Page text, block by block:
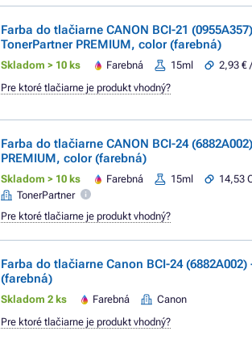
Farba do tlačiarne CANON BCI-21
TonerPartner PREMIUM, color (farebná)
Skladom > 10 ks Farebná 15ml 2,93 €
Pre ktoré tlačiarne je produkt vhodný?
Farba do tlačiarne CANON BCI-24
PREMIUM, color (farebná)
Skladom > 10 ks Farebná 15ml
14,53
TonerPartner
Pre ktoré tlačiarne je produkt vhodný?
Farba do tlačiarne Canon BCI-24
(farebná)
Skladom 2 ks Farebná Canon
Pre ktoré tlačiarne je produkt vhodný?